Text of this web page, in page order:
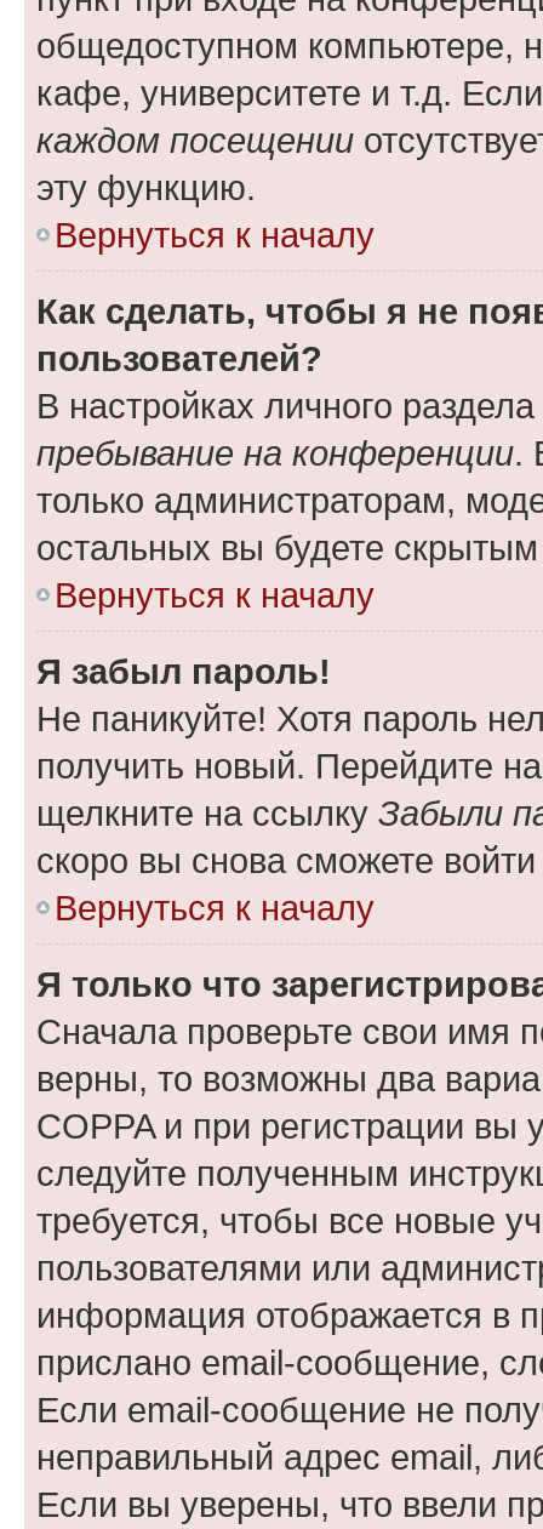
общедоступном компьютере,
кафе, университете и т.д.
каждом посещении
эту функцию.
Вернуться к началу
Как сделать, чтобы я не
пользователей?
В настройках личного
пребывание на конференции.
только администраторам,
остальных вы будете
Вернуться к началу
Я забыл пароль!
Не паникуйте! Хотя пароль
получить новый. Перейдите
щелкните на ссылку Забыли
скоро вы снова сможете
Вернуться к началу
Я только что
Сначала проверьте свои имя
верны, то возможны два
COPPA и при регистрации вы
следуйте полученным
требуется, чтобы все новые
пользователями или
информация отображается в
прислано email-сообщение,
Если email-сообщение не
неправильный адрес email,
Если вы уверены, что ввели